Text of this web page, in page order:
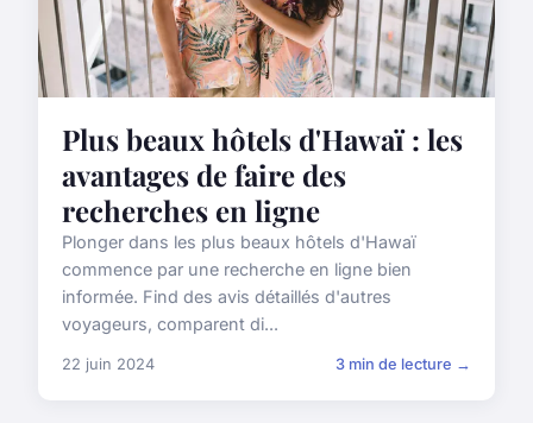
Plus beaux hôtels d'Hawaï : les
avantages de faire des
recherches en ligne
Plonger dans les plus beaux hôtels d'Hawaï
commence par une recherche en ligne bien
informée. Find des avis détaillés d'autres
voyageurs, comparent di...
22 juin 2024 3 min de lecture →